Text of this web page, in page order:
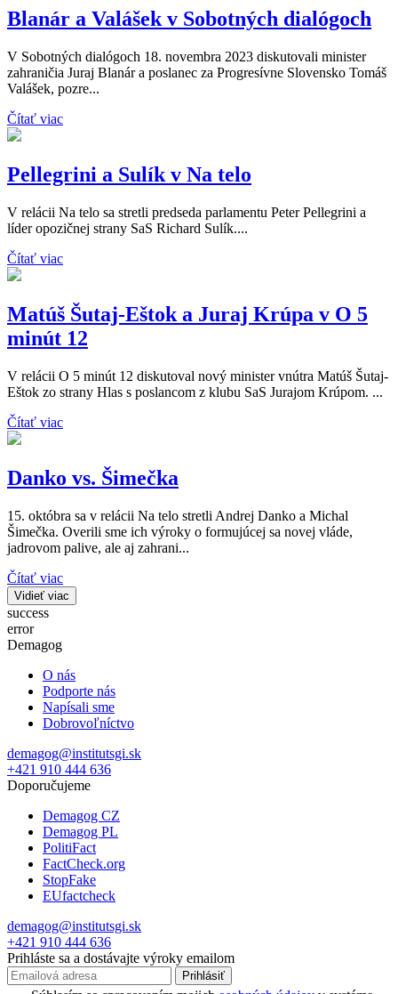
Blanár a Valášek v Sobotných dialógoch
V Sobotných dialógoch 18. novembra 2023 diskutovali minister
zahraničia Juraj Blanár a poslanec za Progresívne Slovensko Tomáš
Valášek, pozre...
Čítať viac
Pellegrini a Sulík v Na telo
V relácii Na telo sa stretli predseda parlamentu Peter Pellegrini a
líder opozičnej strany SaS Richard Sulík....
Čítať viac
Matúš Šutaj-Eštok a Juraj Krúpa v O 5
minút 12
V relácii O 5 minút 12 diskutoval nový minister vnútra Matúš Šutaj-
Eštok zo strany Hlas s poslancom z klubu SaS Jurajom Krúpom. ...
Čítať viac
Danko vs. Šimečka
15. októbra sa v relácii Na telo stretli Andrej Danko a Michal
Šimečka. Overili sme ich výroky o formujúcej sa novej vláde,
jadrovom palive, ale aj zahrani...
Čítať viac
Vidieť viac
success
error
Demagog
O nás
Podporte nás
Napísali sme
Dobrovoľníctvo
demagog@institutsgi.sk
+421 910 444 636
Doporučujeme
Demagog CZ
Demagog PL
PolitiFact
FactCheck.org
StopFake
EUfactcheck
demagog@institutsgi.sk
+421 910 444 636
Prihláste sa a dostávajte výroky emailom
Prihlásiť